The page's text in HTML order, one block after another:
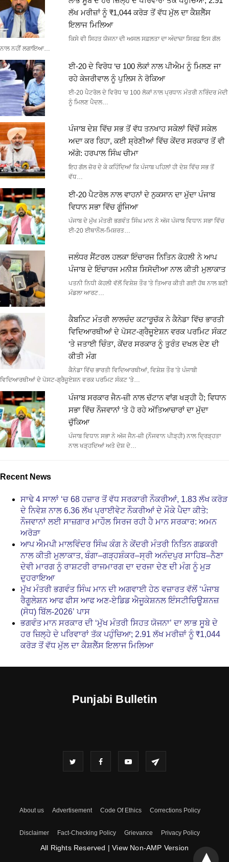
ਲੱਖ ਮਰੀਜ਼ਾਂ ਨੂੰ ₹1,044 ਕਰੋੜ ਤੋਂ ਵੱਧ ਮੁੱਲ ਦਾ ਕੈਸ਼ਲੈੱਸ
ਇਲਾਜ ਮਿਲਿਆ
ਕਿਸੇ ਵੀ ਸਿਹਤ ਯੋਜਨਾ ਦੀ ਅਸਲ ਸਫ਼ਲਤਾ ਦਾ ਅੰਦਾਜ਼ਾ ਸਿਰਫ਼ ਇਸ ਗੱਲ
ਨਾਲ ਨਹੀਂ ਲਗਾਇਆ…
ਈ-20 ਦੇ ਵਿਰੋਧ ‘ਚ 100 ਲੋਕਾਂ ਨਾਲ ਪੀਐਮ ਨੂੰ ਮਿਲਣ ਜਾ
ਰਹੇ ਕੇਜਰੀਵਾਲ ਨੂੰ ਪੁਲਿਸ ਨੇ ਰੋਕਿਆ
ਈ-20 ਪੈਟਰੋਲ ਦੇ ਵਿਰੋਧ 'ਚ 100 ਲੋਕਾਂ ਨਾਲ ਪ੍ਰਧਾਨ ਮੰਤਰੀ ਨਰਿੰਦਰ ਮੋਦੀ
ਨੂੰ ਮਿਲਣ ਪੈਦਲ…
ਪੰਜਾਬ ਦੇਸ਼ ਵਿੱਚ ਸਭ ਤੋਂ ਵੱਧ ਤਨਖਾਹ ਸਕੇਲਾਂ ਵਿੱਚੋਂ ਸਕੇਲ
ਅਦਾ ਕਰ ਰਿਹਾ, ਕਈ ਸ਼੍ਰੇਣੀਆਂ ਵਿੱਚ ਕੇਂਦਰ ਸਰਕਾਰ ਤੋਂ ਵੀ
ਅੱਗੇ: ਹਰਪਾਲ ਸਿੰਘ ਚੀਮਾ
ਇਹ ਗੱਲ ਜ਼ੋਰ ਦੇ ਕੇ ਕਹਿੰਦਿਆਂ ਕਿ ਪੰਜਾਬ ਪਹਿਲਾਂ ਹੀ ਦੇਸ਼ ਵਿੱਚ ਸਭ ਤੋਂ
ਵੱਧ…
ਈ-20 ਪੈਟਰੋਲ ਨਾਲ ਵਾਹਨਾਂ ਦੇ ਨੁਕਸਾਨ ਦਾ ਮੁੱਦਾ ਪੰਜਾਬ
ਵਿਧਾਨ ਸਭਾ ਵਿੱਚ ਗੂੰਜਿਆ
ਪੰਜਾਬ ਦੇ ਮੁੱਖ ਮੰਤਰੀ ਭਗਵੰਤ ਸਿੰਘ ਮਾਨ ਨੇ ਅੱਜ ਪੰਜਾਬ ਵਿਧਾਨ ਸਭਾ ਵਿੱਚ
ਈ-20 ਈਥਾਨੌਲ-ਮਿਸ਼ਰਤ…
ਜਲੰਧਰ ਸੈਂਟਰਲ ਹਲਕਾ ਇੰਚਾਰਜ ਨਿਤਿਨ ਕੋਹਲੀ ਨੇ ਆਪ
ਪੰਜਾਬ ਦੇ ਇੰਚਾਰਜ ਮਨੀਸ਼ ਸਿਸੋਦੀਆ ਨਾਲ ਕੀਤੀ ਮੁਲਾਕਾਤ
ਪਤਨੀ ਨਿਧੀ ਕੋਹਲੀ ਵੱਲੋਂ ਵਿਸ਼ੇਸ਼ ਤੌਰ 'ਤੇ ਤਿਆਰ ਕੀਤੀ ਗਈ ਹੱਥ ਨਾਲ ਬਣੀ
ਮੰਡਲਾ ਆਰਟ…
ਕੈਬਨਿਟ ਮੰਤਰੀ ਲਾਲਚੰਦ ਕਟਾਰੂਚੱਕ ਨੇ ਕੈਨੇਡਾ ਵਿੱਚ ਭਾਰਤੀ
ਵਿਦਿਆਰਥੀਆਂ ਦੇ ਪੋਸਟ-ਗ੍ਰੈਜੂਏਸ਼ਨ ਵਰਕ ਪਰਮਿਟ ਸੰਕਟ
‘ਤੇ ਜਤਾਈ ਚਿੰਤਾ, ਕੇਂਦਰ ਸਰਕਾਰ ਨੂੰ ਤੁਰੰਤ ਦਖਲ ਦੇਣ ਦੀ
ਕੀਤੀ ਮੰਗ
ਕੈਨੇਡਾ ਵਿੱਚ ਭਾਰਤੀ ਵਿਦਿਆਰਥੀਆਂ, ਵਿਸ਼ੇਸ਼ ਤੌਰ 'ਤੇ ਪੰਜਾਬੀ
ਵਿਦਿਆਰਥੀਆਂ ਦੇ ਪੋਸਟ-ਗ੍ਰੈਜੂਏਸ਼ਨ ਵਰਕ ਪਰਮਿਟ ਸੰਕਟ 'ਤੇ…
ਪੰਜਾਬ ਸਰਕਾਰ ਜੈਨ-ਜ਼ੀ ਨਾਲ ਚੱਟਾਨ ਵਾਂਗ ਖੜ੍ਹੀ ਹੈ; ਵਿਧਾਨ
ਸਭਾ ਵਿੱਚ ਨੌਜਵਾਨਾਂ ‘ਤੇ ਹੋ ਰਹੇ ਅੱਤਿਆਚਾਰਾਂ ਦਾ ਮੁੱਦਾ
ਚੁੱਕਿਆ
ਪੰਜਾਬ ਵਿਧਾਨ ਸਭਾ ਨੇ ਅੱਜ ਜੈਨ-ਜ਼ੀ (ਨੌਜਵਾਨ ਪੀੜ੍ਹੀ) ਨਾਲ ਦ੍ਰਿੜ੍ਹਤਾ
ਨਾਲ ਖੜ੍ਹਦਿਆਂ ਅਤੇ ਦੇਸ਼ ਦੇ…
Recent News
ਸਾਢੇ 4 ਸਾਲਾਂ ‘ਚ 68 ਹਜ਼ਾਰ ਤੋਂ ਵੱਧ ਸਰਕਾਰੀ ਨੌਕਰੀਆਂ, 1.83 ਲੱਖ ਕਰੋੜ
ਦੇ ਨਿਵੇਸ਼ ਨਾਲ 6.36 ਲੱਖ ਪ੍ਰਾਈਵੇਟ ਨੌਕਰੀਆਂ ਦੇ ਮੌਕੇ ਪੈਦਾ ਕੀਤੇ:
ਨੌਜਵਾਨਾਂ ਲਈ ਸਾਜ਼ਗਾਰ ਮਾਹੌਲ ਸਿਰਜ ਰਹੀ ਹੈ ਮਾਨ ਸਰਕਾਰ: ਅਮਨ
ਅਰੋੜਾ
ਆਪ ਐਮਪੀ ਮਾਲਵਿੰਦਰ ਸਿੰਘ ਕੰਗ ਨੇ ਕੇਂਦਰੀ ਮੰਤਰੀ ਨਿਤਿਨ ਗਡਕਰੀ
ਨਾਲ ਕੀਤੀ ਮੁਲਾਕਾਤ, ਬੰਗਾ–ਗੜ੍ਹਸ਼ੰਕਰ–ਸ੍ਰੀ ਅਨੰਦਪੁਰ ਸਾਹਿਬ–ਨੈਣਾ
ਦੇਵੀ ਮਾਰਗ ਨੂੰ ਰਾਸ਼ਟਰੀ ਰਾਜਮਾਰਗ ਦਾ ਦਰਜਾ ਦੇਣ ਦੀ ਮੰਗ ਨੂੰ ਮੁੜ
ਦੁਹਰਾਇਆ
ਮੁੱਖ ਮੰਤਰੀ ਭਗਵੰਤ ਸਿੰਘ ਮਾਨ ਦੀ ਅਗਵਾਈ ਹੇਠ ਵਜ਼ਾਰਤ ਵੱਲੋਂ ‘ਪੰਜਾਬ
ਰੈਗੂਲੇਸ਼ਨ ਆਫ ਫੀਸ ਆਫ ਅਣ-ਏਡਿਡ ਐਜੂਕੇਸ਼ਨਲ ਇੰਸਟੀਚਿਊਸ਼ਨਜ਼
(ਸੋਧ) ਬਿੱਲ-2026’ ਪਾਸ
ਭਗਵੰਤ ਮਾਨ ਸਰਕਾਰ ਦੀ ‘ਮੁੱਖ ਮੰਤਰੀ ਸਿਹਤ ਯੋਜਨਾ’ ਦਾ ਲਾਭ ਸੂਬੇ ਦੇ
ਹਰ ਜ਼ਿਲ੍ਹੇ ਦੇ ਪਰਿਵਾਰਾਂ ਤੱਕ ਪਹੁੰਚਿਆ; 2.91 ਲੱਖ ਮਰੀਜ਼ਾਂ ਨੂੰ ₹1,044
ਕਰੋੜ ਤੋਂ ਵੱਧ ਮੁੱਲ ਦਾ ਕੈਸ਼ਲੈੱਸ ਇਲਾਜ ਮਿਲਿਆ
Punjabi Bulletin
About us Advertisement Code Of Ethics Corrections Policy
Disclaimer Fact-Checking Policy Grievance Privacy Policy
All Rights Reserved | View Non-AMP Version